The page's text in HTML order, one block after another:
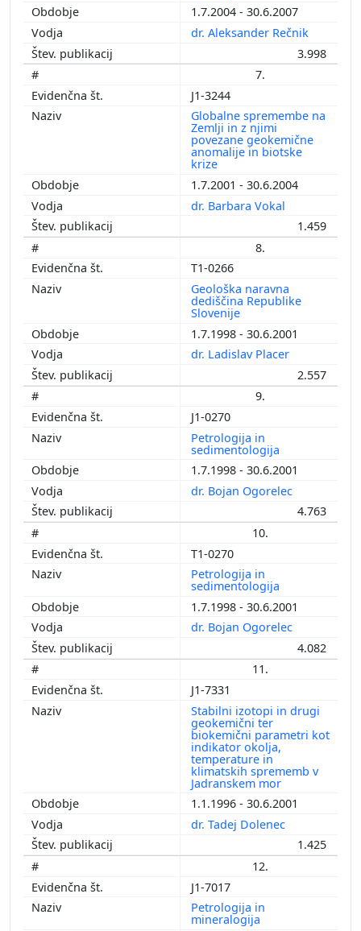
1.7.2004 - 30.6.2007
dr. Aleksander Rečnik
3.998
7.
J1-3244
Globalne spremembe na
Zemlji in z njimi
povezane geokemične
anomalije in biotske
krize
1.7.2001 - 30.6.2004
dr. Barbara Vokal
1.459
8.
T1-0266
Geološka naravna
dediščina Republike
Slovenije
1.7.1998 - 30.6.2001
dr. Ladislav Placer
2.557
9.
J1-0270
Petrologija in
sedimentologija
1.7.1998 - 30.6.2001
dr. Bojan Ogorelec
4.763
10.
T1-0270
Petrologija in
sedimentologija
1.7.1998 - 30.6.2001
dr. Bojan Ogorelec
4.082
11.
J1-7331
Stabilni izotopi in drugi
geokemični ter
biokemični parametri kot
indikator okolja,
temperature in
klimatskih sprememb v
Jadranskem mor
1.1.1996 - 30.6.2001
dr. Tadej Dolenec
1.425
12.
J1-7017
Petrologija in
mineralogija